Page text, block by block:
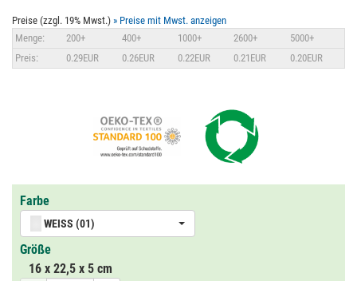
Preise (zzgl. 19% Mwst.) » Preise mit Mwst. anzeigen
Menge:
200+ 400+ 1000+ 2600+
5000+
Preis:
0.29EUR 0.26EUR 0.22EUR 0.21EUR 0.20EUR
Farbe
WEISS (01)
Größe
16 x 22,5 x 5 cm